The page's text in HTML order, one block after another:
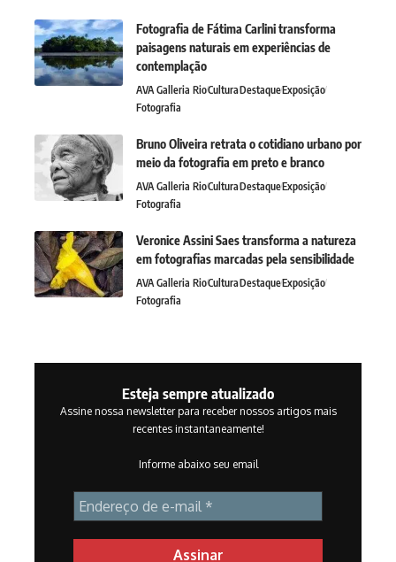
Fotografia de Fátima Carlini transforma
paisagens naturais em experiências de
contemplação
AVA Galleria RioCulturaDestaqueExposição
Fotografia
Bruno Oliveira retrata o cotidiano urbano por
meio da fotografia em preto e branco
AVA Galleria RioCulturaDestaqueExposição
Fotografia
Veronice Assini Saes transforma a natureza
em fotografias marcadas pela sensibilidade
AVA Galleria RioCulturaDestaqueExposição
Fotografia
Esteja sempre atualizado
Assine nossa newsletter para receber nossos artigos mais
recentes instantaneamente!
Informe abaixo seu email